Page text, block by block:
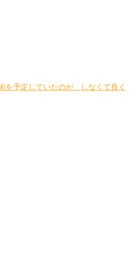
を予定していたのが、しなくて良く